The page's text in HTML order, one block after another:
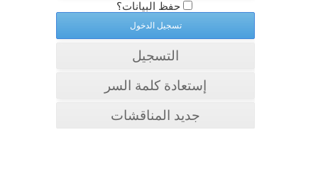
حفظ البيانات؟
التسجيل
إستعادة كلمة السر
جديد المناقشات